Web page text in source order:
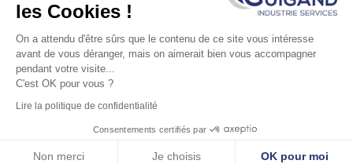
contact@guigand.fr
© Guigand Industrie Services 2018 - Tous droits
réservés - Réalisation
les Cookies !
On a attendu d'être sûrs que le contenu de ce site vous intéresse
avant de vous déranger, mais on aimerait bien vous accompagner
pendant votre visite...
C'est OK pour vous ?
Lire la politique de confidentialité
Consentements certifiés par
Non merci Je choisis OK pour moi